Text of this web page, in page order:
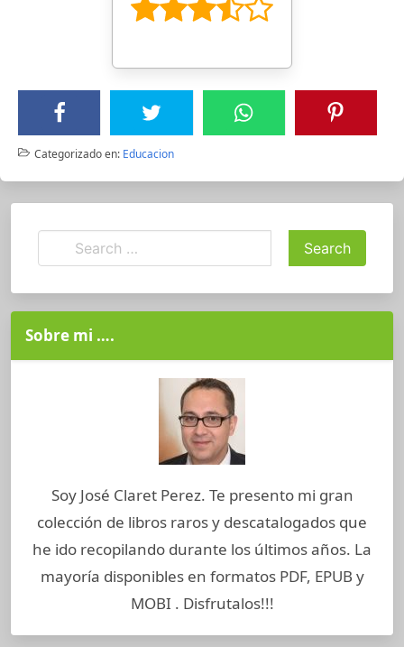
Categorizado en: Educacion
Sobre mi ….
Soy José Claret Perez. Te presento mi gran
colección de libros raros y descatalogados que
he ido recopilando durante los últimos años. La
mayoría disponibles en formatos PDF, EPUB y
MOBI . Disfrutalos!!!